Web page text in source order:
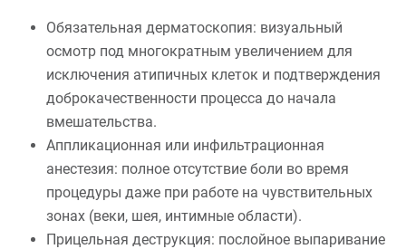
Обязательная дерматоскопия: визуальный
осмотр под многократным увеличением для
исключения атипичных клеток и подтверждения
доброкачественности процесса до начала
вмешательства.
Аппликационная или инфильтрационная
анестезия: полное отсутствие боли во время
процедуры даже при работе на чувствительных
зонах (веки, шея, интимные области).
Прицельная деструкция: послойное выпаривание